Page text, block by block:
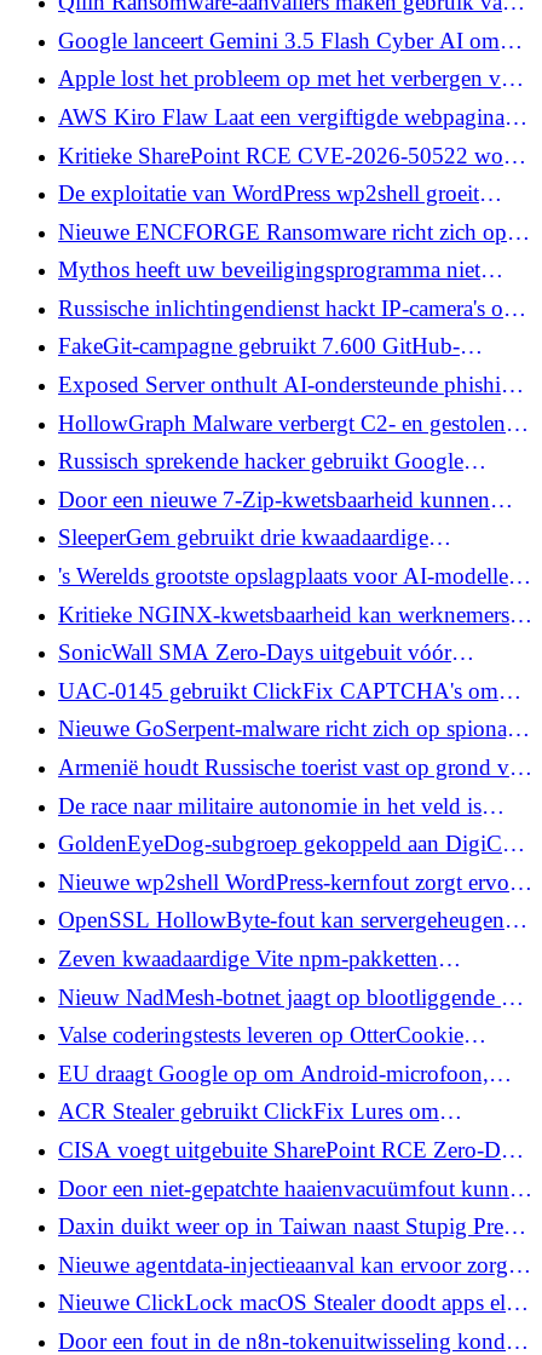
host-pc's
PAN-OS-authenticatie omzeilen voor initiële
toegang
Google lanceert Gemini 3.5 Flash Cyber ​​AI om
softwarekwetsbaarheden te vinden en op te lossen
Apple lost het probleem op met het verbergen van
mijn e-mail waardoor echte adressen in e-
maillogboeken zichtbaar werden
AWS Kiro Flaw Laat een vergiftigde webpagina de
configuratie herschrijven en code uitvoeren
Kritieke SharePoint RCE CVE-2026-50522 wordt
actief geëxploiteerd na openbare PoC
De exploitatie van WordPress wp2shell groeit
naarmate publieke exploitatie het massale scannen
stimuleert
Nieuwe ENCFORGE Ransomware richt zich op
AI-modelbestanden in Langflow RCE-aanval
Mythos heeft uw beveiligingsprogramma niet
gebroken. Uw blootstellingsvenster zou dat
kunnen.
Russische inlichtingendienst hackt IP-camera's om
de militaire logistiek in de NAVO-staten en
Oekraïne te bespioneren
FakeGit-campagne gebruikt 7.600 GitHub-
opslagplaatsen om SmartLoader-malware te
verspreiden
Exposed Server onthult AI-ondersteunde phishing-
toolkit achter de WebDAV-malwarecampagne
HollowGraph Malware verbergt C2- en gestolen
bestanden in Microsoft 365-evenementen uit 2050
Russisch sprekende hacker gebruikt Google
Gemini CLI om het botnet van acht pc's van
tandartspraktijken te controleren
Door een nieuwe 7-Zip-kwetsbaarheid kunnen
vervaardigde XZ-archieven code uitvoeren tijdens
het uitpakken
SleeperGem gebruikt drie kwaadaardige
RubyGems-pakketten om ontwikkelaarsmachines
te targeten
's Werelds grootste opslagplaats voor AI-modellen
met knuffelend gezicht geschonden door
autonome AI-agent
Kritieke NGINX-kwetsbaarheid kan werknemers
laten crashen en uitvoering van externe code
mogelijk maken
SonicWall SMA Zero-Days uitgebuit vóór
openbaarmaking om root-toegang te verkrijgen
UAC-0145 gebruikt ClickFix CAPTCHA's om
Oekraïense apparaten te infecteren met malware
Nieuwe GoSerpent-malware richt zich op spionage
tegen regeringen en diplomaten in Zuidoost-Azië
Armenië houdt Russische toerist vast op grond van
Amerikaans arrestatiebevel voor REvil Hacker,
advocaten zeggen verkeerde man
De race naar militaire autonomie in het veld is
begonnen: kan de vertrouwde informatie-
infrastructuur gelijke tred houden?
GoldenEyeDog-subgroep gekoppeld aan DigiCert-
inbreuk en diefstal van certificaten door code-
signing
Nieuwe wp2shell WordPress-kernfout zorgt ervoor
dat niet-geverifieerde aanvallers code kunnen
uitvoeren
OpenSSL HollowByte-fout kan servergeheugen
bevriezen bij TLS-verzoeken van 11 bytes
Zeven kwaadaardige Vite npm-pakketten
gebruiken Blockchain C2 om een ​​RAT te leveren
Nieuw NadMesh-botnet jaagt op blootliggende AI-
services voor cloudsleutels en Kubernetes-tokens
Valse coderingstests leveren op OtterCookie
afgestemde malware op, verborgen in SVG-
vlagafbeeldingen
EU draagt ​​Google op om Android-microfoon,
camera en scherm open te stellen voor rivaliserende
AI-assistenten
ACR Stealer gebruikt ClickFix Lures om
browsertokens en Microsoft 365-bestanden te
stelen
CISA voegt uitgebuite SharePoint RCE Zero-Day
CVE-2026-58644 toe aan KEV
Door een niet-gepatchte haaienvacuümfout kunnen
aanvallers andere stofzuigers in de hele regio
controleren
Daxin duikt weer op in Taiwan naast Stupig Pre-
Login SYSTEM Backdoor
Nieuwe agentdata-injectieaanval kan ervoor zorgen
dat AI-agenten verkeerd klikken of commando's
van aanvallers uitvoeren
Nieuwe ClickLock macOS Stealer doodt apps elke
210 ms totdat slachtoffers hun wachtwoord typen
Door een fout in de n8n-tokenuitwisseling konden